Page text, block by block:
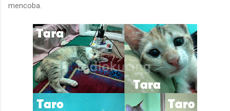
mencoba.